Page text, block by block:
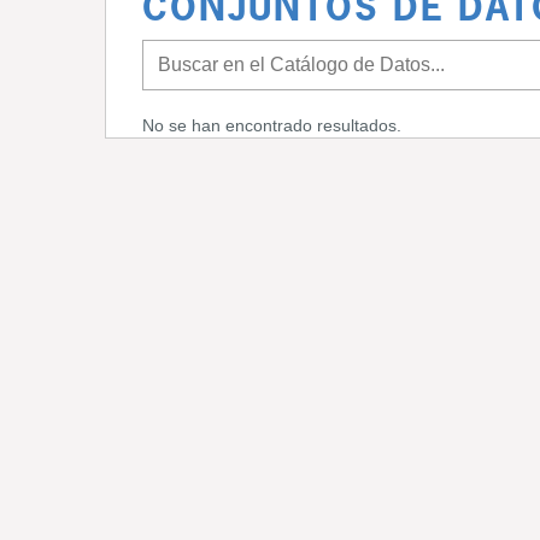
CONJUNTOS DE
No se han encontrado resultados.